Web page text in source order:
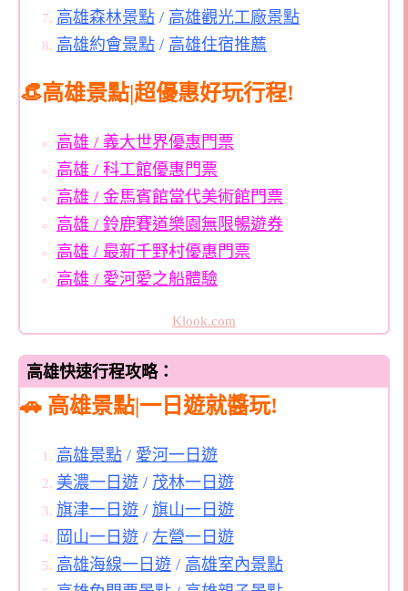
高雄森林景點 / 高雄觀光工廠景點
高雄約會景點 / 高雄住宿推薦
👒高雄景點|超優惠好玩行程!
高雄 / 義大世界優惠門票
高雄 / 科工館優惠門票
高雄 / 金馬賓館當代美術館門票
高雄 / 鈴鹿賽道樂園無限暢遊券
高雄 / 最新千野村優惠門票
高雄 / 愛河愛之船體驗
Klook.com
高雄快速行程攻略：
🚗 高雄景點|一日遊就醬玩!
高雄景點 / 愛河一日遊
美濃一日遊 / 茂林一日遊
旗津一日遊 / 旗山一日遊
岡山一日遊 / 左營一日遊
高雄海線一日遊 / 高雄室內景點